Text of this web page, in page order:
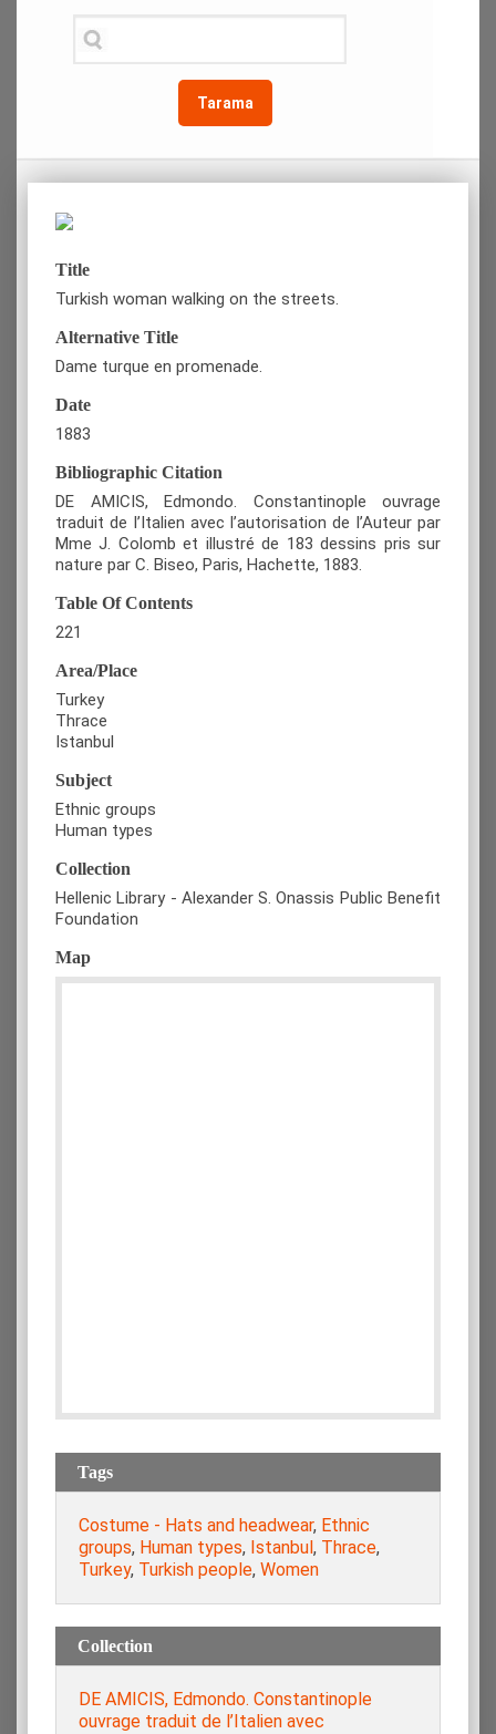
Tarama
Title
Turkish woman walking on the streets.
Alternative Title
Dame turque en promenade.
Date
1883
Bibliographic Citation
DE AMICIS, Edmondo. Constantinople ouvrage
traduit de l’Italien avec l’autorisation de l’Auteur par
Mme J. Colomb et illustré de 183 dessins pris sur
nature par C. Biseo, Paris, Hachette, 1883.
Table Of Contents
221
Area/Place
Turkey
Thrace
Istanbul
Subject
Ethnic groups
Human types
Collection
Hellenic Library - Alexander S. Onassis Public Benefit
Foundation
Map
Tags
Costume - Hats and headwear, Ethnic
groups, Human types, Istanbul, Thrace,
Turkey, Turkish people, Women
Collection
DE AMICIS, Edmondo. Constantinople
ouvrage traduit de l’Italien avec